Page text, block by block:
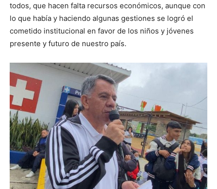
todos, que hacen falta recursos económicos, aunque con
lo que había y haciendo algunas gestiones se logró el
cometido institucional en favor de los niños y jóvenes
presente y futuro de nuestro país.